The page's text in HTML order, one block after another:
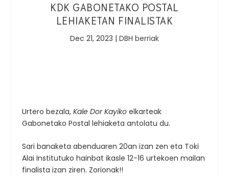
KDK GABONETAKO POSTAL
LEHIAKETAN FINALISTAK
Dec 21, 2023 | DBH berriak
Urtero bezala, Kale Dor Kayikoelkarteak
Gabonetako Postal lehiaketa antolatu du.
Sari banaketa abenduaren 20an izan zen eta Toki
Alai Institutuko hainbat ikasle 12-16 urtekoen mailan
finalista izan ziren. Zorionak!!